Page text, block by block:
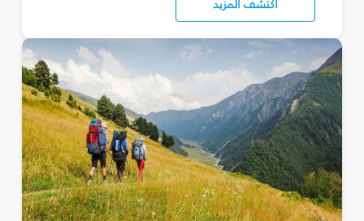
اكتشف المزيد